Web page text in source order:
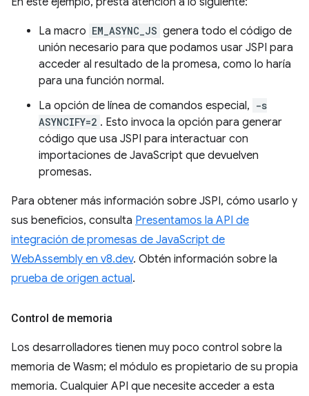
La macro EM_ASYNC_JS genera todo el código de
unión necesario para que podamos usar JSPI para
acceder al resultado de la promesa, como lo haría
para una función normal.
La opción de línea de comandos especial, -s
ASYNCIFY=2 . Esto invoca la opción para generar
código que usa JSPI para interactuar con
importaciones de JavaScript que devuelven
promesas.
Para obtener más información sobre JSPI, cómo usarlo y
sus beneficios, consulta Presentamos la API de
integración de promesas de JavaScript de
WebAssembly en v8.dev. Obtén información sobre la
prueba de origen actual.
Control de memoria
Los desarrolladores tienen muy poco control sobre la
memoria de Wasm; el módulo es propietario de su propia
memoria. Cualquier API que necesite acceder a esta